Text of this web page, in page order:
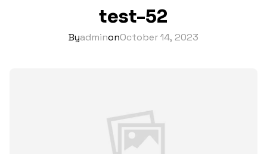
test-52
ByadminonOctober 14, 2023